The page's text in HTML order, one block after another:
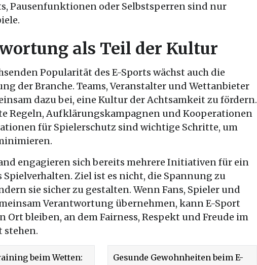
Pausenfunktionen oder Selbstsperren sind nur
als Teil der Kultur
Popularität des E-Sports wächst auch die
der Branche. Teams, Veranstalter und Wettanbieter
dazu bei, eine Kultur der Achtsamkeit zu fördern.
Regeln, Aufklärungskampagnen und Kooperationen
für Spielerschutz sind wichtige Schritte, um
engagieren sich bereits mehrere Initiativen für ein
Spielverhalten. Ziel ist es nicht, die Spannung zu
sie sicher zu gestalten. Wenn Fans, Spieler und
Verantwortung übernehmen, kann E-Sport
Ort bleiben, an dem Fairness, Respekt und Freude im
beim Wetten:
Gesunde Gewohnheiten beim E-